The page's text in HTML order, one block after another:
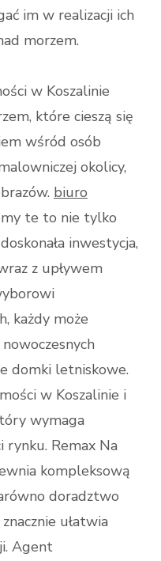
im w realizacji ich
morzem.
w Koszalinie
które cieszą się
wśród osób
okolicy,
biuro
te to nie tylko
inwestycja,
z upływem
każdy może
domki letniskowe.
w Koszalinie i
wymaga
rynku. Remax Na
kompleksową
doradztwo
ułatwia
Agent